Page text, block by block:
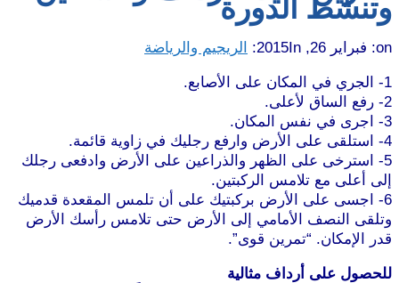
وتنشط الدورة
on: فبراير 26, 2015 In: الريجيم والرياضة
1- الجري في المكان على الأصابع.
2- رفع الساق لأعلى.
3- اجرى في نفس المكان.
4- استلقى على الأرض وارفع رجليك في زاوية قائمة.
5- استرخى على الظهر والذراعين على الأرض وادفعى رجلك
إلى أعلى مع تلامس الركبتين.
6- اجسى على الأرض بركبتيك على أن تلمس المقعدة قدميك
وتلقى النصف الأمامي إلى الأرض حتى تلامس رأسك الأرض
قدر الإمكان. “تمرين قوى”.
للحصول على أرداف مثالية